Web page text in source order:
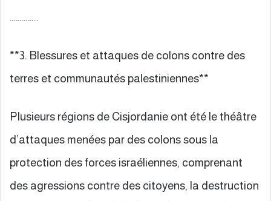
…………..
**3. Blessures et attaques de colons contre des
terres et communautés palestiniennes**
Plusieurs régions de Cisjordanie ont été le théâtre
d’attaques menées par des colons sous la
protection des forces israéliennes, comprenant
des agressions contre des citoyens, la destruction